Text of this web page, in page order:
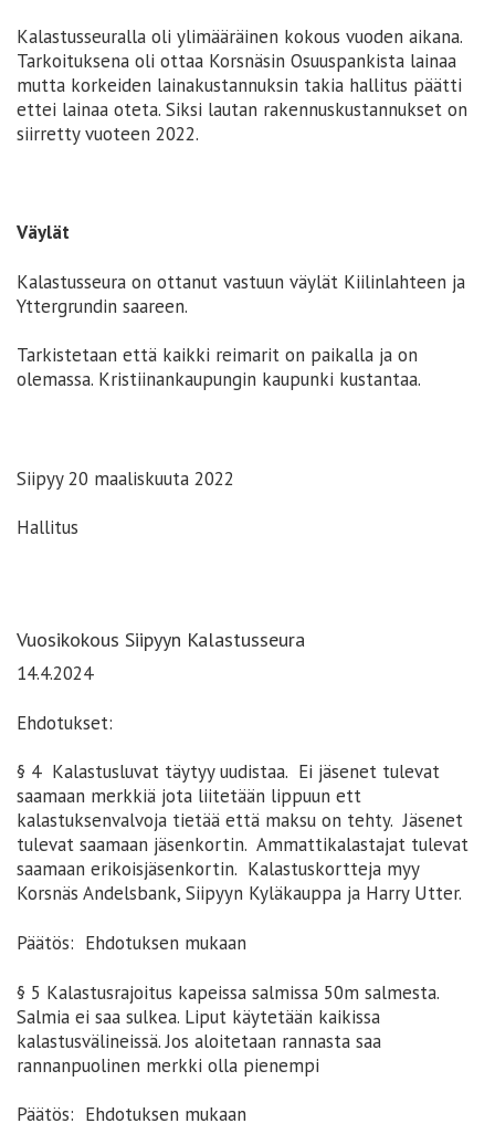
Kalastusseuralla oli ylimääräinen kokous vuoden aikana.
Tarkoituksena oli ottaa Korsnäsin Osuuspankista lainaa
mutta korkeiden lainakustannuksin takia hallitus päätti
ettei lainaa oteta. Siksi lautan rakennuskustannukset on
siirretty vuoteen 2022.
Väylät
Kalastusseura on ottanut vastuun väylät Kiilinlahteen ja
Yttergrundin saareen.
Tarkistetaan että kaikki reimarit on paikalla ja on
olemassa. Kristiinankaupungin kaupunki kustantaa.
Siipyy 20 maaliskuuta 2022
Hallitus
Vuosikokous Siipyyn Kalastusseura
14.4.2024
Ehdotukset:
§ 4 Kalastusluvat täytyy uudistaa. Ei jäsenet tulevat
saamaan merkkiä jota liitetään lippuun ett
kalastuksenvalvoja tietää että maksu on tehty. Jäsenet
tulevat saamaan jäsenkortin. Ammattikalastajat tulevat
saamaan erikoisjäsenkortin. Kalastuskortteja myy
Korsnäs Andelsbank, Siipyyn Kyläkauppa ja Harry Utter.
Päätös: Ehdotuksen mukaan
§ 5 Kalastusrajoitus kapeissa salmissa 50m salmesta.
Salmia ei saa sulkea. Liput käytetään kaikissa
kalastusvälineissä. Jos aloitetaan rannasta saa
rannanpuolinen merkki olla pienempi
Päätös: Ehdotuksen mukaan